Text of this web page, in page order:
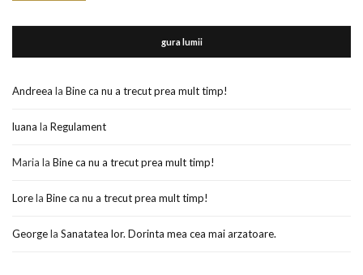
gura lumii
Andreea la Bine ca nu a trecut prea mult timp!
luana la Regulament
Maria la Bine ca nu a trecut prea mult timp!
Lorela Bine ca nu a trecut prea mult timp!
Georgela Sanatatea lor. Dorinta mea cea mai arzatoare.